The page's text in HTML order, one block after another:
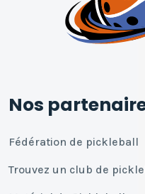
Nos
Fédération de pickleball
Trouvez un club de